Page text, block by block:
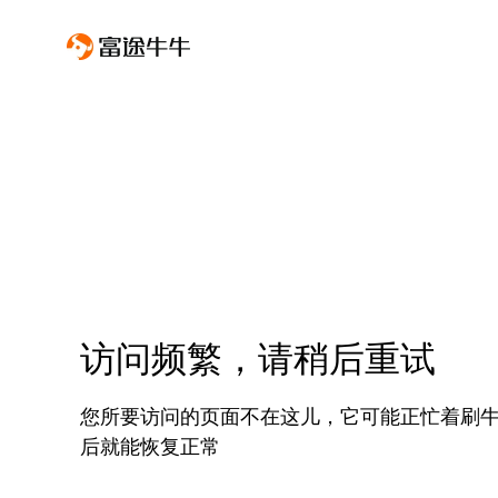
访问频繁，请稍后重试
您所要访问的页面不在这儿，它可能正忙着刷
后就能恢复正常